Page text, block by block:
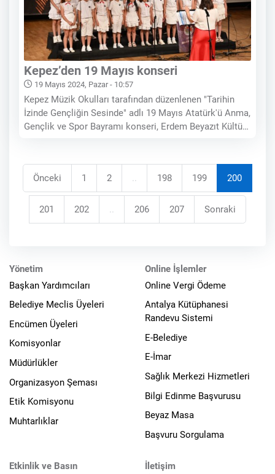
Kepez’den 19 Mayıs konseri
19 Mayıs 2024, Pazar - 10:57
Kepez Müzik Okulları tarafından düzenlenen "Tarihin
İzinde Gençliğin Sesinde" adlı 19 Mayıs Atatürk'ü Anma,
Gençlik ve Spor Bayramı konseri, Erdem Beyazıt Kültür
19 Mayıs Atatürk'ü Anma, Gençlik ve Spor
Önceki
1 2 .. 198 199 200
201 202 .. 206 207 Sonraki
Yönetim
Başkan Yardımcıları
Belediye Meclis Üyeleri
Encümen Üyeleri
Komisyonlar
Müdürlükler
Organizasyon Şeması
Etik Komisyonu
Muhtarlıklar
Online İşlemler
Online Vergi Ödeme
Antalya Kütüphanesi
Randevu Sistemi
E-Belediye
E-İmar
Sağlık Merkezi Hizmetleri
Bilgi Edinme Başvurusu
Beyaz Masa
Başvuru Sorgulama
Etkinlik ve Basın
İletişim